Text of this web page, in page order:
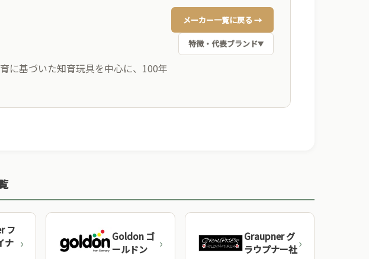
に基づいた知育玩具を中心に、100年
メーカー一覧に戻る →
特徴・代表ブランド▼
（ハバ）
フ
ナ
Goldon ゴ
ールドン
Graupner グ
ラウプナー社